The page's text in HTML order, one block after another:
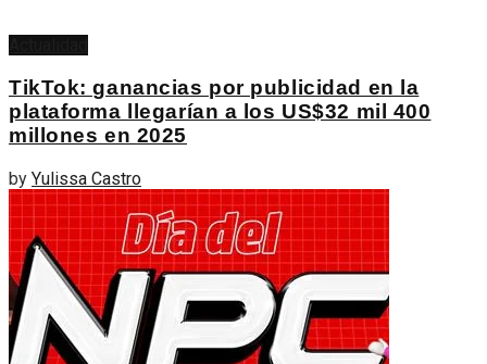
TikTok: ganancias por publicidad en la
plataforma llegarían a los US$32 mil 400
millones en 2025
by Yulissa Castro